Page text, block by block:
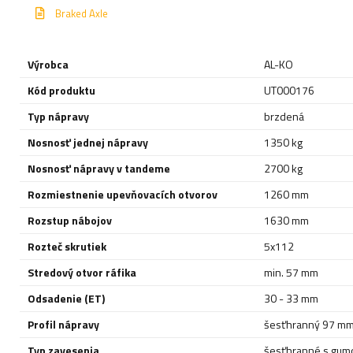
Braked Axle
Výrobca
AL-KO
Kód produktu
UT000176
Typ nápravy
brzdená
Nosnosť jednej nápravy
1350 kg
Nosnosť nápravy v tandeme
2700 kg
Rozmiestnenie upevňovacích otvorov
1260 mm
Rozstup nábojov
1630 mm
Rozteč skrutiek
5x112
Stredový otvor ráfika
min. 57 mm
Odsadenie (ET)
30 - 33 mm
Profil nápravy
šesťhranný 97 mm